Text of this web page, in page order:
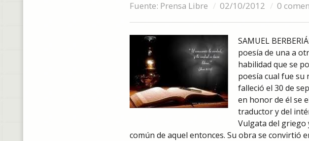
Fuente: Prensa Libre 02/10/2012 0
SAMUEL
poesía de una a
habilidad que se
poesía cual fue su
falleció el 30 de
en honor de él se
traductor y del
Vulgata del griego
común de aquel entonces. Su obra se convirtió